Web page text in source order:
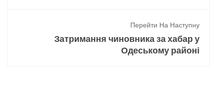
Перейти На Наступну
Затримання чиновника за хабар у
Одеському районі